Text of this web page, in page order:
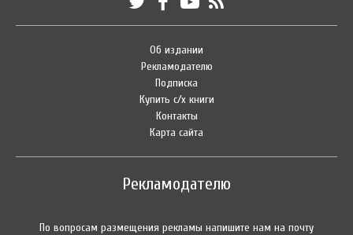
Об издании
Рекламодателю
Подписка
Купить с/х книги
Контакты
Карта сайта
Рекламодателю
По вопросам размещения рекламы напишите нам на почту